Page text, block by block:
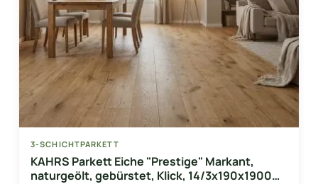
3-SCHICHTPARKETT
KAHRS Parkett Eiche "Prestige" Markant,
naturgeölt, gebürstet, Klick, 14/3x190x1900